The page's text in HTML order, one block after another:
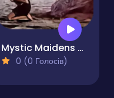
Mystic Maidens Puzzle
0 (0 Голосів)